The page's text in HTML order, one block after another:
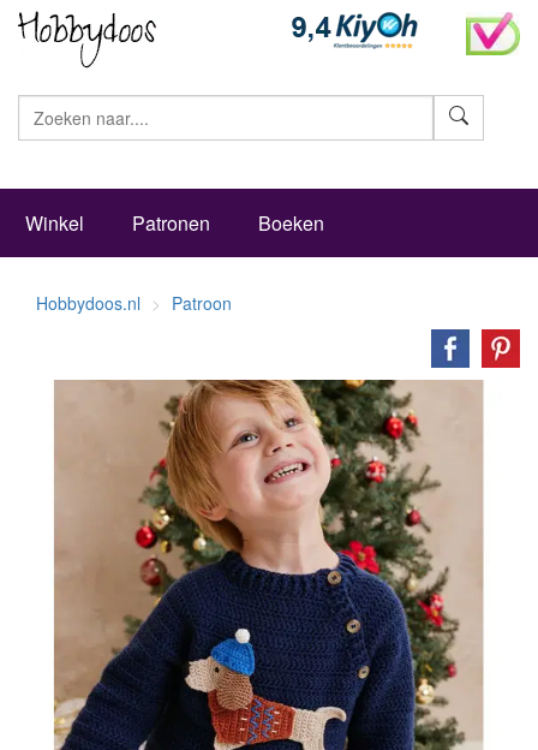
Winkel Patronen Boeken
Hobbydoos.nl Patroon